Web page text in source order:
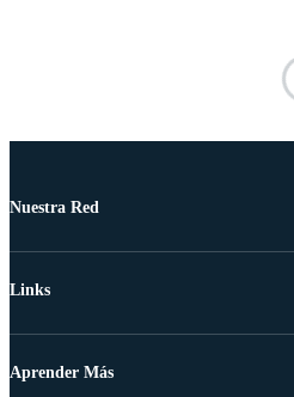
Nuestra Red
Links
Aprender Más